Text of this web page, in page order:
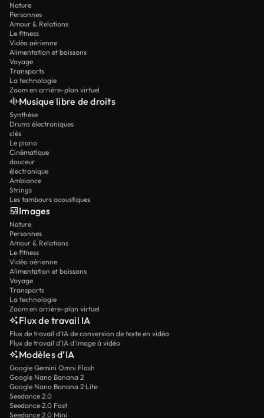
Nature
Personnes
Amour & Relations
Le fitness
Vidéo aérienne
Alimentation et boissons
Voyage
Transports
La technologie
Zoom en arrière-plan virtuel
Musique libre de droits
Synthèse
Drums électroniques
clés
Le piano
Cinématique
douceur
électronique
Ambiance
Strings
Les tambours acoustiques
Images
Nature
Personnes
Amour & Relations
Le fitness
Vidéo aérienne
Alimentation et boissons
Voyage
Transports
La technologie
Zoom en arrière-plan virtuel
Flux de travail IA
Flux de travail d’IA de conversion de texte en vidéo
Flux de travail d’IA d’image à vidéo
Modèles d’IA
Google Gemini Omni Flash
Google Nano Banana 2
Google Nano Banana 2 Lite
Seedance 2.0
Seedance 2.0 Fast
Seedance 2.0 Mini